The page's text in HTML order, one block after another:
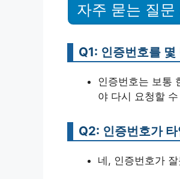
자주 묻는 질문
Q1: 인증번호를
인증번호는 보통
야 다시 요청할
Q2: 인증번호가
네, 인증번호가